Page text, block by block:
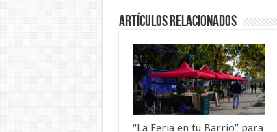
Artículos Relacionados
“La Feria en tu Barrio” para